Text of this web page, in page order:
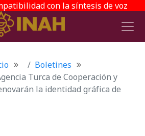
con la síntesis de voz
Boletines
Turca de Cooperación y
la identidad gráfica de